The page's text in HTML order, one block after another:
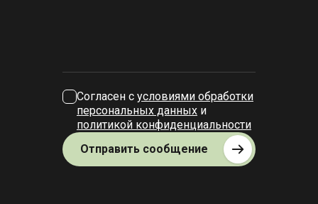
Согласен с условиями обработки
персональных данных и
политикой конфиденциальности
Отправить сообщение